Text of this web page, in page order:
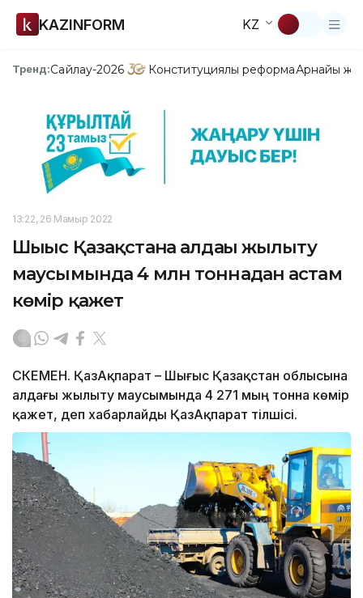
KAZINFORM KZ
Тренд:Сайлау-2026 Конституциялық реформаАрнайы
13:22, 26 Мамыр 2022
Шығыс Қазақстанға алдағы жылыту
маусымында 4 млн тоннадан астам
көмір қажет
ӨСКЕМЕН. ҚазАқпарат – Шығыс Қазақстан облысына
алдағы жылыту маусымында 4 271 мың тонна көмір
қажет, деп хабарлайды ҚазАқпарат тілшісі.